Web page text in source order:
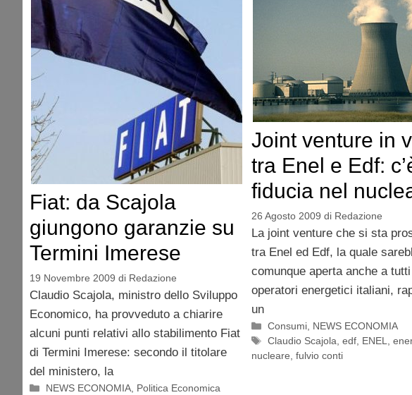
Fiat: da Scajola
giungono garanzie su
Termini Imerese
19 Novembre 2009 di Redazione
Claudio Scajola, ministro dello Sviluppo
Economico, ha provveduto a chiarire
alcuni punti relativi allo stabilimento Fiat
di Termini Imerese: secondo il titolare
del ministero, la
Categorie
NEWS ECONOMIA, Politica Economica
Joint venture in
tra Enel e Edf:
fiducia nel
26 Agosto 2009 di Redazione
La joint venture che si sta
tra Enel ed Edf, la quale
comunque aperta anche a
operatori energetici italiani,
un
Categorie
Consumi, NEWS ECONOMIA
Tag
Claudio Scajola,edf, ENEL,
nucleare, fulvio conti